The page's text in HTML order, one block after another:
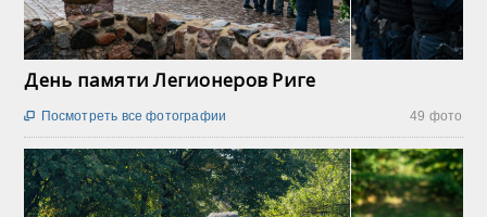
День памяти Легионеров Риге
49 фото
 Посмотреть все фотографии